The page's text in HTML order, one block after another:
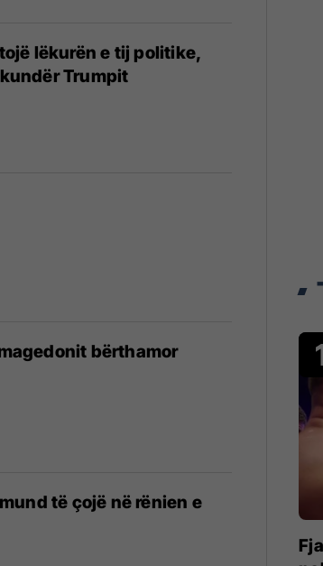
lëkurën e tij politike,
Trumpit
bërthamor
të çojë në rënien e